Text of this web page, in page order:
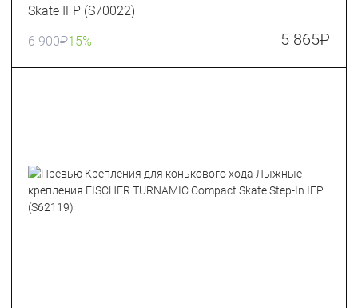
Skate IFP (S70022)
6 900₽15% 5 865₽